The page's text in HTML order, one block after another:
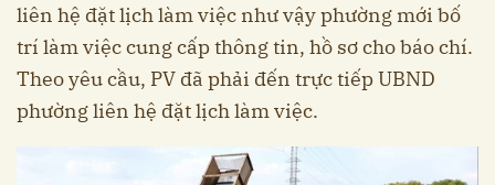
liên hệ đặt lịch làm việc như vậy phường mới bố
trí làm việc cung cấp thông tin, hồ sơ cho báo chí.
Theo yêu cầu, PV đã phải đến trực tiếp UBND
phường liên hệ đặt lịch làm việc.